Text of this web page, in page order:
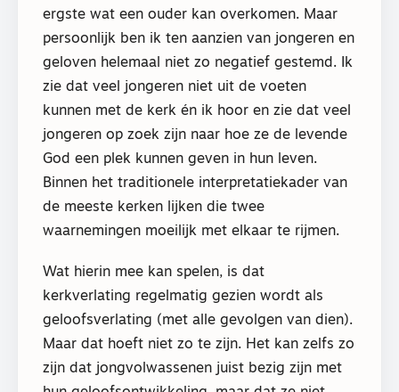
ergste wat een ouder kan overkomen. Maar
persoonlijk ben ik ten aanzien van jongeren en
geloven helemaal niet zo negatief gestemd. Ik
zie dat veel jongeren niet uit de voeten
kunnen met de kerk én ik hoor en zie dat veel
jongeren op zoek zijn naar hoe ze de levende
God een plek kunnen geven in hun leven.
Binnen het traditionele interpretatiekader van
de meeste kerken lijken die twee
waarnemingen moeilijk met elkaar te rijmen.
Wat hierin mee kan spelen, is dat
kerkverlating regelmatig gezien wordt als
geloofsverlating (met alle gevolgen van dien).
Maar dat hoeft niet zo te zijn. Het kan zelfs zo
zijn dat jongvolwassenen juist bezig zijn met